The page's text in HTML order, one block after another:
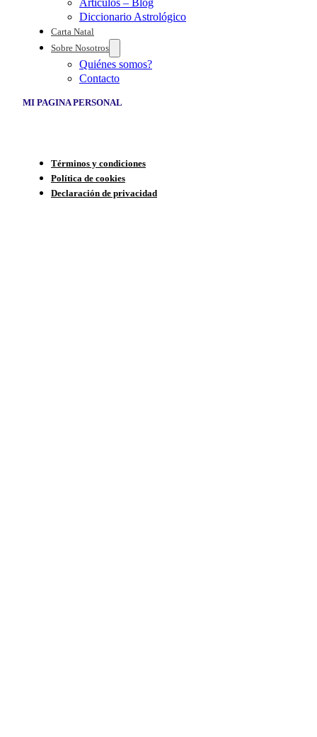
Diccionario Astrológico
Carta Natal
Sobre Nosotros
Quiénes somos?
Contacto
MI PAGINA PERSONAL
Términos y condiciones
Política de cookies
Declaración de privacidad